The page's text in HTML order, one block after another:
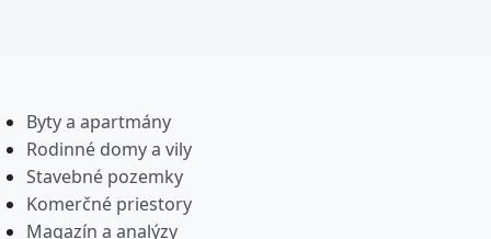
Byty a apartmány
Rodinné domy a vily
Stavebné pozemky
Komerčné priestory
Magazín a analýzy